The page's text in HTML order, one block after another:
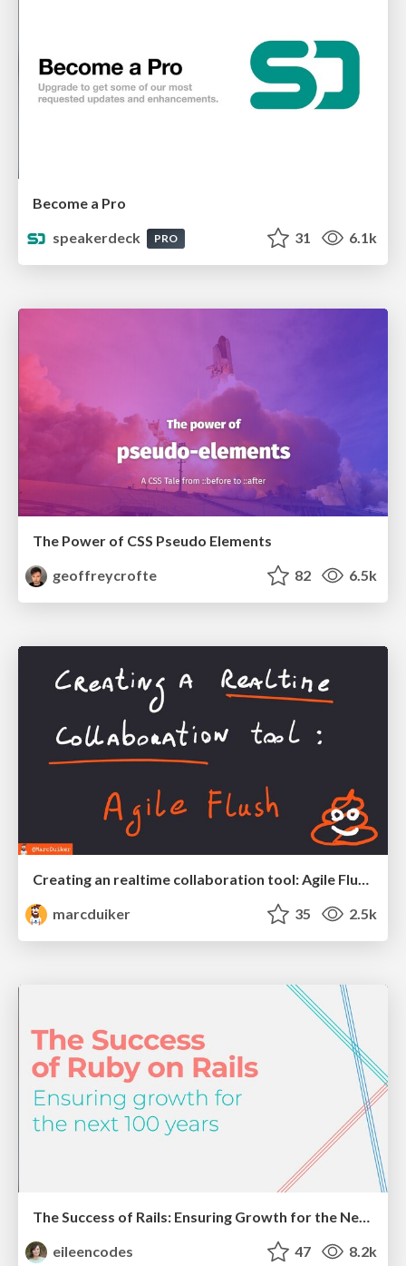
Become a Pro
speakerdeck
PRO 31 6.1k
The Power of CSS Pseudo Elements
geoffreycrofte
82 6.5k
Creating an realtime collaboration tool: Agile Flush - .NET Oxford
marcduiker
35 2.5k
The Success of Rails: Ensuring Growth for the Next 100 Years
eileencodes
47 8.2k